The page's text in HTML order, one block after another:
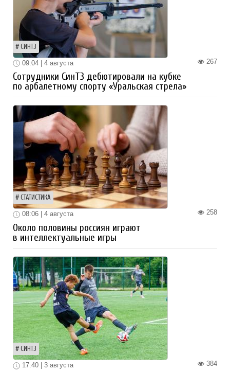
СИНТЗ
267
09:04 | 4 августа
Сотрудники СинТЗ дебютировали на кубке
по арбалетному спорту «Уральская стрела»
СТАТИСТИКА
258
08:06 | 4 августа
Около половины россиян играют
в интеллектуальные игры
СИНТЗ
384
17:40 | 3 августа